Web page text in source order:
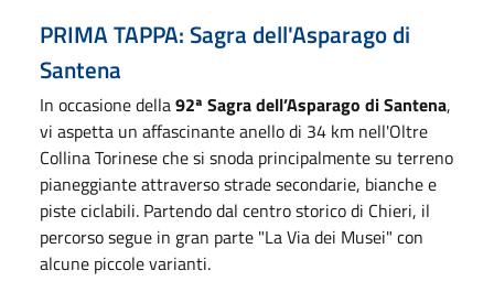
PRIMA TAPPA: Sagra dell'Asparago di
Santena
In occasione della92ª Sagra dell’Asparago di Santena,
vi aspetta un affascinante anello di 34 km nell'Oltre
Collina Torinese che si snoda principalmente su terreno
pianeggiante attraverso strade secondarie, bianche e
piste ciclabili. Partendo dal centro storico di Chieri, il
percorso segue in gran parte "La Via dei Musei" con
alcune piccole varianti.